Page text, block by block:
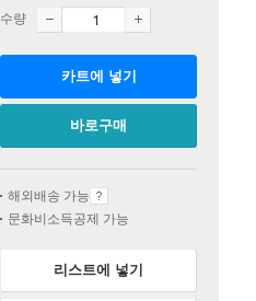
수량
카트에 넣기
바로구매
해외배송 가능
문화비소득공제 가능
리스트에 넣기